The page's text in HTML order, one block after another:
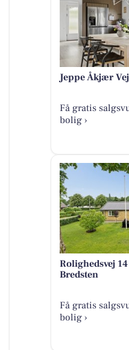
Jeppe Åkjær
Få gratis
bolig ›
Rolighedsvej
Bredsten
Få gratis
bolig ›